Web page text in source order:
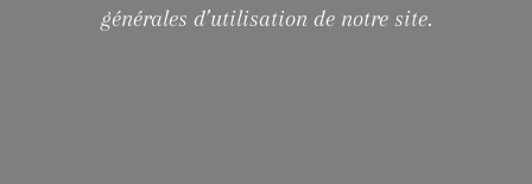
générales d’utilisation de notre site.